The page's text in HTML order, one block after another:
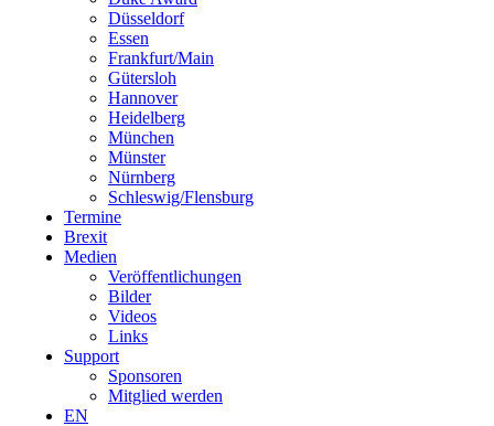
Düsseldorf
Essen
Frankfurt/Main
Gütersloh
Hannover
Heidelberg
München
Münster
Nürnberg
Schleswig/Flensburg
Termine
Brexit
Medien
Veröffentlichungen
Bilder
Videos
Links
Support
Sponsoren
Mitglied werden
EN